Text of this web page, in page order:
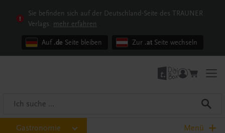
Sie befinden sich auf der Deutschland-Seite des TRAUNER
Verlags. mehr erfahren
Auf .de Seite bleiben Zur .at Seite wechseln
Gastronomie Menü